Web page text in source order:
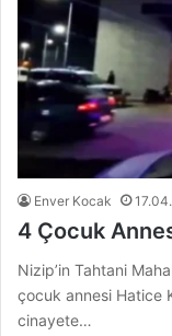
Enver Kocak
4 Çocuk
Nizip’in Tahtani
çocuk annesi Hatice
cinayete…